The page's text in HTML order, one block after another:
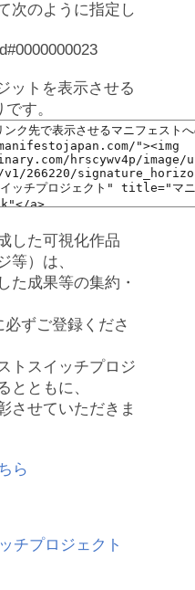
次のように指定し
ットを表示させる
す。
した可視化作品
等）は、
た成果等の集約・
必ずご登録くださ
トスイッチプロジ
とともに、
させていただきま
ら